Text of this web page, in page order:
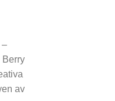
–
Berry
av